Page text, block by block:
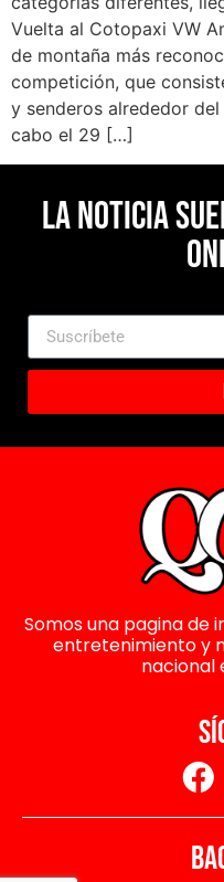
Vuelta al Cotopaxi VW
de montaña más
competición, que
y senderos alrededor
cabo el 29 […]
La noticia
Somos una pagina de
entretenimiento y
nacional